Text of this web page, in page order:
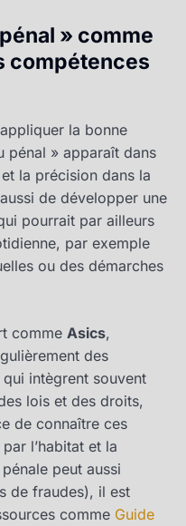
» comme
compétences
la bonne
pénal » apparaît dans
la précision dans la
de développer une
pourrait par ailleurs
par exemple
ou des démarches
comme Asics,
des
intègrent souvent
lois et des droits,
de connaître ces
l’habitat et la
peut aussi
de fraudes), il est
comme Guide